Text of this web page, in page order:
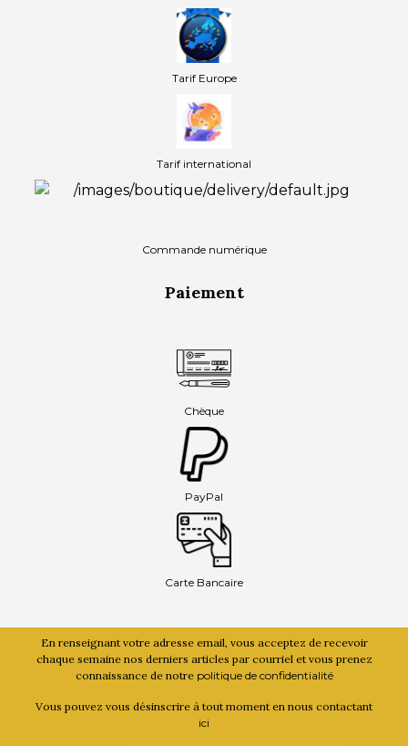
Tarif Europe
Tarif international
Commande numérique
Paiement
Chèque
PayPal
Carte Bancaire
En renseignant votre adresse email, vous acceptez de recevoir
chaque semaine nos derniers articles par courriel et vous prenez
connaissance de notre politique de confidentialité
Vous pouvez vous désinscrire à tout moment en nous contactant
ici